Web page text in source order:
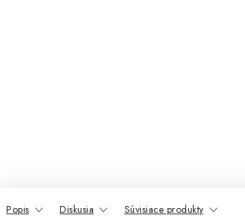
Popis Diskusia Súvisiace produkty